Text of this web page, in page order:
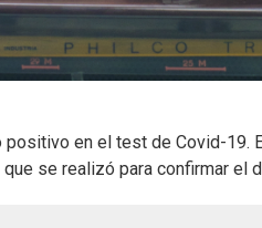
positivo en el test de Covid-19.
se realizó para confirmar el